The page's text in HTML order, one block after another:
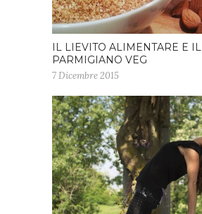
IL LIEVITO ALIMENTARE E IL
PARMIGIANO VEG
7 Dicembre 2015